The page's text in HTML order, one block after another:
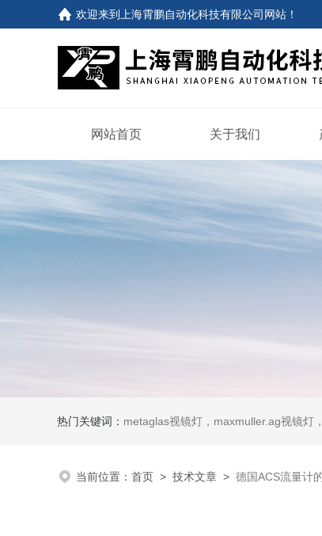
欢迎来到 上海霄鹏自动化科技有限公司网站 ！
网站首页 关于我们
热门关键词： metaglas视镜灯，maxmuller.ag视镜灯，防爆射
当前位置： 首页 > 技术文章 > 德国ACS流量计